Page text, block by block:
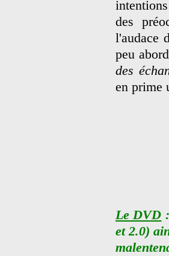
des
l'audace
peu
des
en prime
Le DVD
et 2.0)